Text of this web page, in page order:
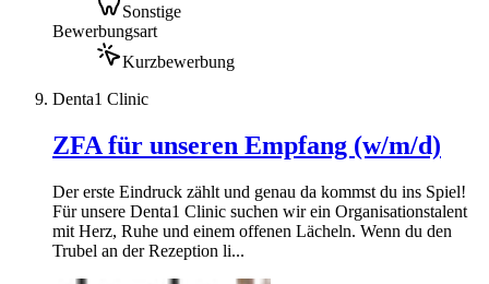
Sonstige
Bewerbungsart
Kurzbewerbung
Denta1 Clinic
ZFA für unseren Empfang (w/m/d)
Der erste Eindruck zählt und genau da kommst du ins Spiel!
Für unsere Denta1 Clinic suchen wir ein Organisationstalent
mit Herz, Ruhe und einem offenen Lächeln. Wenn du den
Trubel an der Rezeption li...